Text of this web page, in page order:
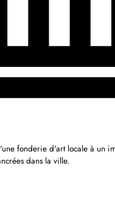
fonderie d'art locale à un
dans la ville.